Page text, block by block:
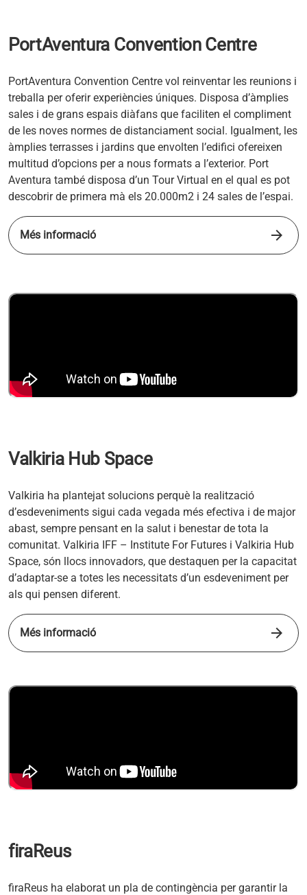
PortAventura Convention Centre
PortAventura Convention Centre vol reinventar les reunions i
treballa per oferir experiències úniques. Disposa d’àmplies
sales i de grans espais diàfans que faciliten el compliment
de les noves normes de distanciament social. Igualment, les
àmplies terrasses i jardins que envolten l’edifici ofereixen
multitud d’opcions per a nous formats a l’exterior. Port
Aventura també disposa d’un Tour Virtual en el qual es pot
descobrir de primera mà els 20.000m2 i 24 sales de l’espai.
Més informació arrow_forward
s'obre en una pestanya nova
Valkiria Hub Space
Valkiria ha plantejat solucions perquè la realització
d’esdeveniments sigui cada vegada més efectiva i de major
abast, sempre pensant en la salut i benestar de tota la
comunitat. Valkiria IFF – Institute For Futures i Valkiria Hub
Space, són llocs innovadors, que destaquen per la capacitat
d’adaptar-se a totes les necessitats d’un esdeveniment per
als qui pensen diferent.
Més informació arrow_forward
s'obre en una pestanya nova
firaReus
firaReus ha elaborat un pla de contingència per garantir la